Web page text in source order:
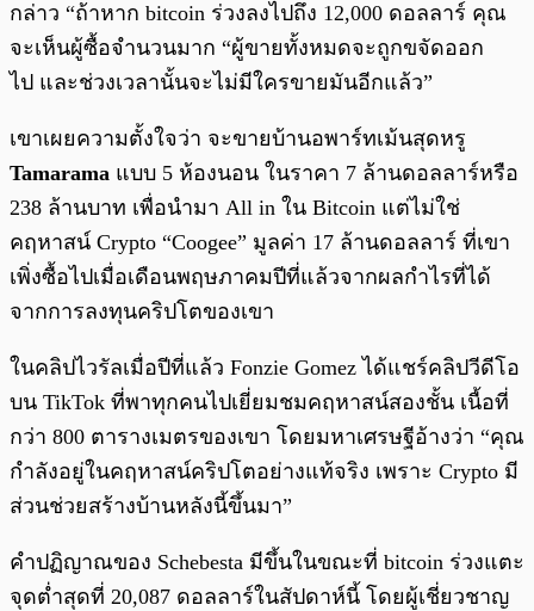
กล่าว “ถ้าหาก bitcoin ร่วงลงไปถึง 12,000 ดอลลาร์ คุณ
จะเห็นผู้ซื้อจำนวนมาก “ผู้ขายทั้งหมดจะถูกขจัดออก
ไป และช่วงเวลานั้นจะไม่มีใครขายมันอีกแล้ว”
เขาเผยความตั้งใจว่า จะขายบ้านอพาร์ทเม้นสุดหรู
Tamarama แบบ 5 ห้องนอน ในราคา 7 ล้านดอลลาร์หรือ
238 ล้านบาท เพื่อนำมา All in ใน Bitcoin แต่ไม่ใช่
คฤหาสน์ Crypto “Coogee” มูลค่า 17 ล้านดอลลาร์ ที่เขา
เพิ่งซื้อไปเมื่อเดือนพฤษภาคมปีที่แล้วจากผลกำไรที่ได้
จากการลงทุนคริปโตของเขา
ในคลิปไวรัลเมื่อปีที่แล้ว Fonzie Gomez ได้แชร์คลิปวีดีโอ
บน TikTok ที่พาทุกคนไปเยี่ยมชมคฤหาสน์สองชั้น เนื้อที่
กว่า 800 ตารางเมตรของเขา โดยมหาเศรษฐีอ้างว่า “คุณ
กำลังอยู่ในคฤหาสน์คริปโตอย่างแท้จริง เพราะ Crypto มี
ส่วนช่วยสร้างบ้านหลังนี้ขึ้นมา”
คำปฏิญาณของ Schebesta มีขึ้นในขณะที่ bitcoin ร่วงแตะ
จุดต่ำสุดที่ 20,087 ดอลลาร์ในสัปดาห์นี้ โดยผู้เชี่ยวชาญ